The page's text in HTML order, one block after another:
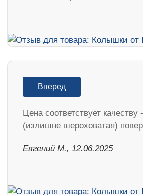
Вперед
Цена соответствует качеству
(излишне шероховатая)
Евгений М., 12.06.2025